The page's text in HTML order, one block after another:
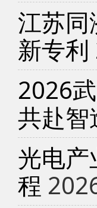
江苏同
新专利
2026
共赴智
光电产
程